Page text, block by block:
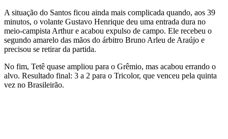
A situação do Santos ficou ainda mais complicada quando, aos 39
minutos, o volante Gustavo Henrique deu uma entrada dura no
meio-campista Arthur e acabou expulso de campo. Ele recebeu o
segundo amarelo das mãos do árbitro Bruno Arleu de Araújo e
precisou se retirar da partida.
No fim, Tetê quase ampliou para o Grêmio, mas acabou errando o
alvo. Resultado final: 3 a 2 para o Tricolor, que venceu pela quinta
vez no Brasileirão.